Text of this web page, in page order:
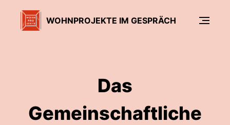
WOHNPROJEKTE IM GESPRÄCH
Das
Gemeinschaftliche